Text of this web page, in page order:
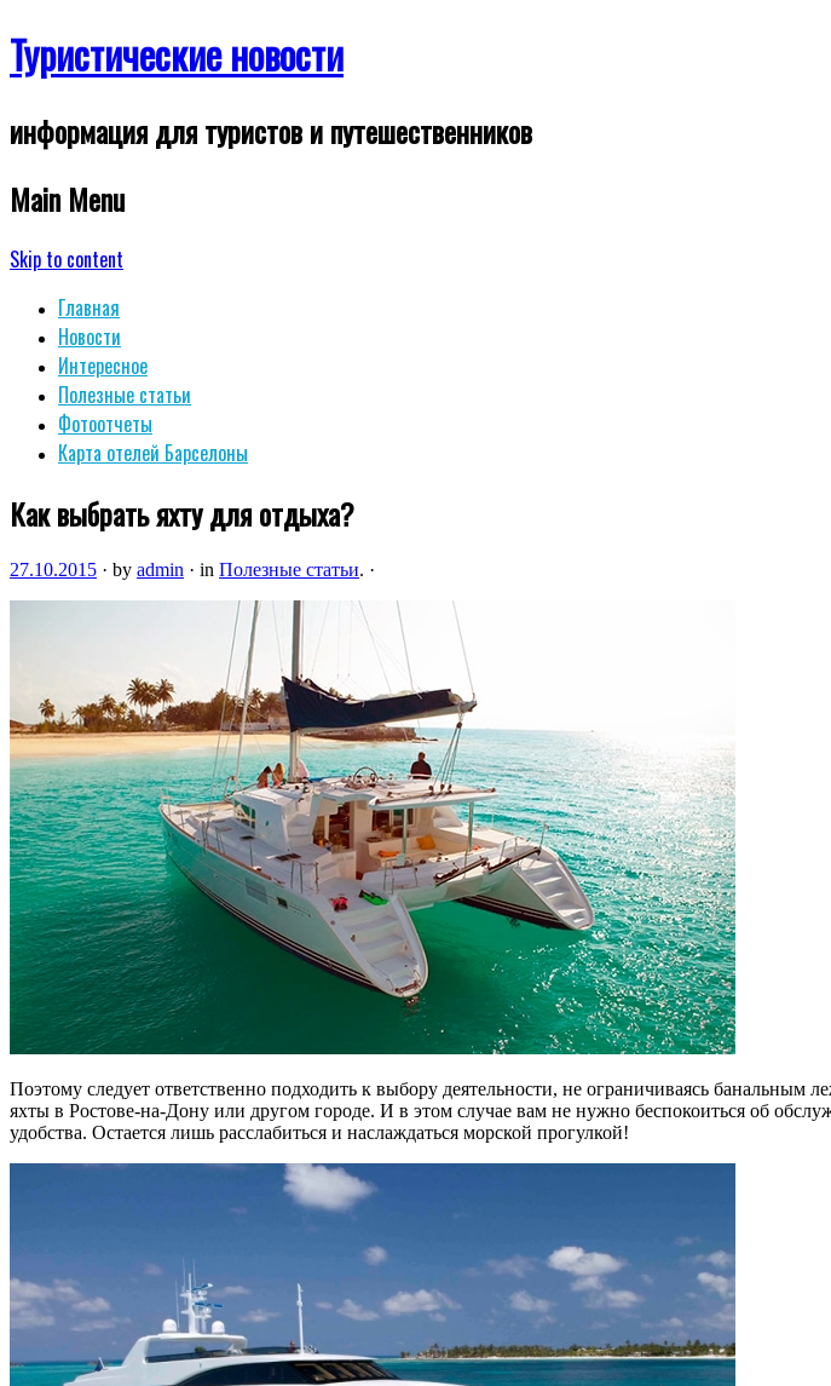
Туристические новости
информация для туристов и путешественников
Main Menu
Skip to content
Главная
Новости
Интересное
Полезные статьи
Фотоотчеты
Карта отелей Барселоны
Как выбрать яхту для отдыха?
27.10.2015 · by admin · in Полезные статьи. ·
Поэтому следует ответственно подходить к выбору деятельности, не ограничиваясь банальным
яхты в Ростове-на-Дону или другом городе. И в этом случае вам не нужно беспокоиться об
удобства. Остается лишь расслабиться и наслаждаться морской прогулкой!